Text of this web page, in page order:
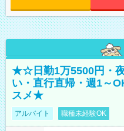
★☆日勤1万5500円・
い・直行直帰・週1～
スメ★
アルバイト 職種未経験OK